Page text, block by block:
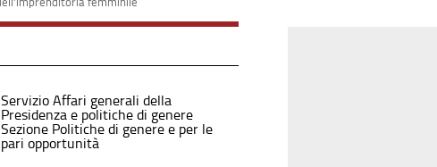
Servizio Affari generali della
Presidenza e politiche di genere
Sezione Politiche di genere e per le
pari opportunità